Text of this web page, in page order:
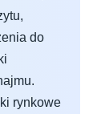
do
rynkowe